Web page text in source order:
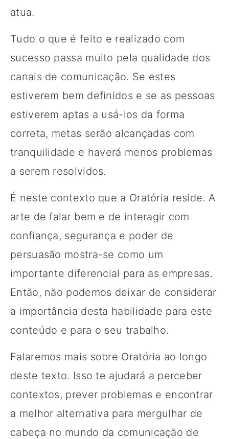
atua.
Tudo o que é feito e realizado com
sucesso passa muito pela qualidade dos
canais de comunicação. Se estes
estiverem bem definidos e se as pessoas
estiverem aptas a usá-los da forma
correta, metas serão alcançadas com
tranquilidade e haverá menos problemas
a serem resolvidos.
É neste contexto que a Oratória reside. A
arte de falar bem e de interagir com
confiança, segurança e poder de
persuasão mostra-se como um
importante diferencial para as empresas.
Então, não podemos deixar de considerar
a importância desta habilidade para este
conteúdo e para o seu trabalho.
Falaremos mais sobre Oratória ao longo
deste texto. Isso te ajudará a perceber
contextos, prever problemas e encontrar
a melhor alternativa para mergulhar de
cabeça no mundo da comunicação de